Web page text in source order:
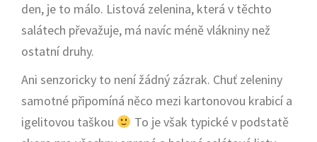
den, je to málo. Listová zelenina, která v těchto
salátech převažuje, má navíc méně vlákniny než
ostatní druhy.
Ani senzoricky to není žádný zázrak. Chuť zeleniny
samotné připomíná něco mezi kartonovou krabicí a
igelitovou taškou
To je však typické v podstatě